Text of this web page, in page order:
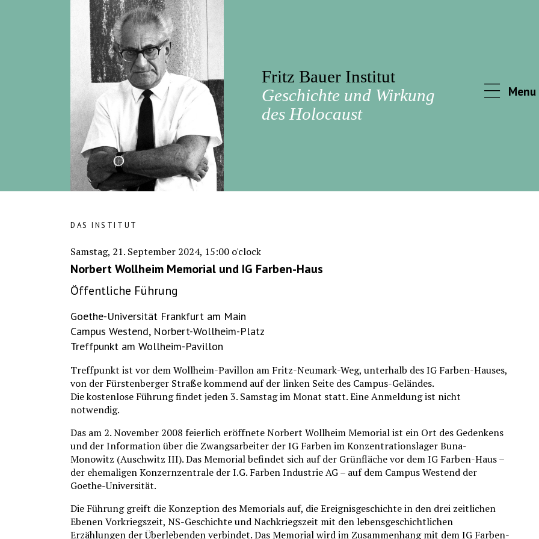
Fritz Bauer Institut
Geschichte und Wirkung
des Holocaust
Menu
DAS INSTITUT
Samstag, 21. September 2024, 15:00 o'clock
Norbert Wollheim Memorial und IG Farben-Haus
Öffentliche Führung
Goethe-Universität Frankfurt am Main
Campus Westend, Norbert-Wollheim-Platz
Treffpunkt am Wollheim-Pavillon
Treffpunkt ist vor dem Wollheim-Pavillon am Fritz-Neumark-Weg, unterhalb des IG Farben-Hauses,
von der Fürstenberger Straße kommend auf der linken Seite des Campus-Geländes.
Die kostenlose Führung findet jeden 3. Samstag im Monat statt. Eine Anmeldung ist nicht
notwendig.
Das am 2. November 2008 feierlich eröffnete Norbert Wollheim Memorial ist ein Ort des Gedenkens
und der Information über die Zwangsarbeiter der IG Farben im Konzentrationslager Buna-
Monowitz (Auschwitz III). Das Memorial befindet sich auf der Grünfläche vor dem IG Farben-Haus –
der ehemaligen Konzernzentrale der I.G. Farben Industrie AG – auf dem Campus Westend der
Goethe-Universität.
Die Führung greift die Konzeption des Memorials auf, die Ereignisgeschichte in den drei zeitlichen
Ebenen Vorkriegszeit, NS-Geschichte und Nachkriegszeit mit den lebensgeschichtlichen
Erzählungen der Überlebenden verbindet. Das Memorial wird im Zusammenhang mit dem IG Farben-